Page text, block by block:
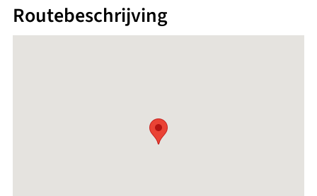
Routebeschrijving